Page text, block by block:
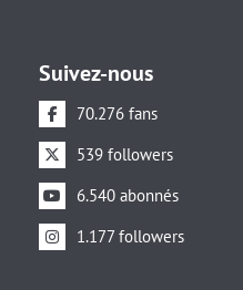
Suivez-nous
70.276 fans
539 followers
6.540 abonnés
1.177 followers